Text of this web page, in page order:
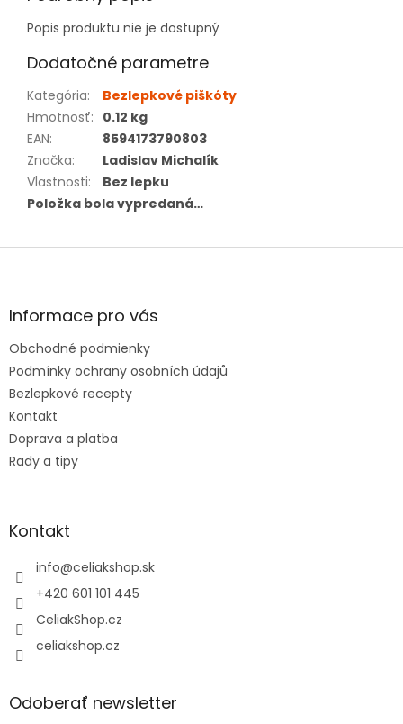
Popis produktu nie je dostupný
Dodatočné parametre
Kategória:
Bezlepkové piškóty
Hmotnosť: 0.12 kg
EAN:
8594173790803
Značka:
Ladislav Michalík
Vlastnosti:
Bez lepku
Položka bola vypredaná…
Z
ä
e
Informace pro vás
Obchodné podmienky
Podmínky ochrany osobních údajů
Bezlepkové recepty
Kontakt
Doprava a platba
Rady a tipy
Kontakt
info@celiakshop.sk
+420 601 101 445
CeliakShop.cz
celiakshop.cz
Odoberať newsletter